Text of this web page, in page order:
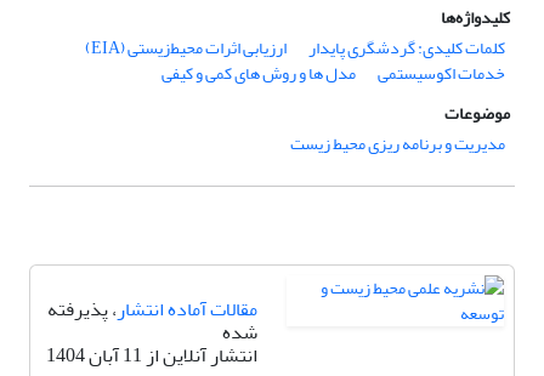
کلیدواژه‌ها
کلمات کلیدی: گردشگری پایدار
ارزیابی اثرات محیط‌زیستی (EIA)
خدمات اکوسیستمی
مدل ها و روش های کمی و کیفی
موضوعات
مدیریت و برنامه ریزی محیط زیست
مقالات آماده انتشار، پذیرفته
شده
انتشار آنلاین از 11 آبان 1404